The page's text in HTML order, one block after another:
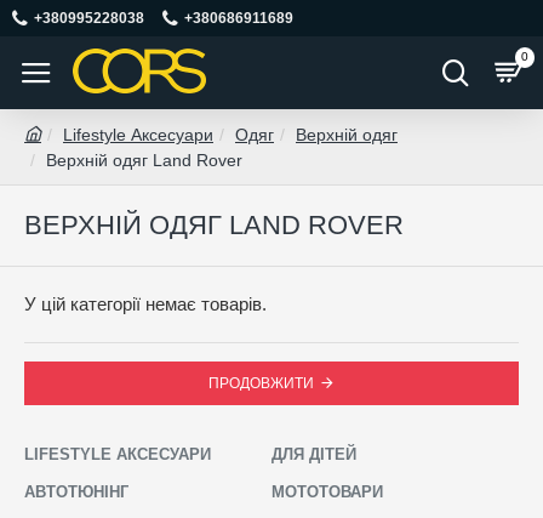
+380995228038 +380686911689
0
Lifestyle Аксесуари Одяг
Верхній одяг
Верхній одяг Land Rover
ВЕРХНІЙ ОДЯГ LAND ROVER
У цій категорії немає товарів.
ПРОДОВЖИТИ
LIFESTYLE АКСЕСУАРИ
АВТОТЮНІНГ
ДЛЯ ДІТЕЙ
МОТОТОВАРИ